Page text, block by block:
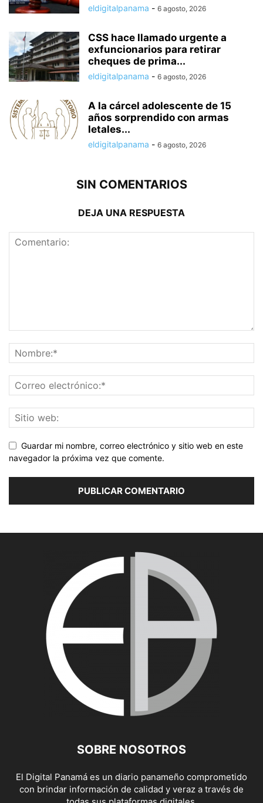
eldigitalpanama - 6 agosto, 2026
CSS hace llamado urgente a
exfuncionarios para retirar
cheques de prima...
eldigitalpanama - 6 agosto, 2026
A la cárcel adolescente de 15
años sorprendido con armas
letales...
eldigitalpanama - 6 agosto, 2026
SIN COMENTARIOS
DEJA UNA RESPUESTA
Guardar mi nombre, correo electrónico y sitio web en este
navegador la próxima vez que comente.
SOBRE NOSOTROS
El Digital Panamá es un diario panameño comprometido
con brindar información de calidad y veraz a través de